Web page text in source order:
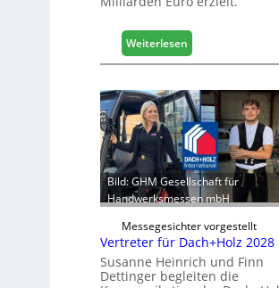
o
s
i
k
b
e
r
e
i
c
h
Weiterlesen:
E
g
e
r
S
t
a
b
i
l
e
s
Bild: GHM Gesellschaft für
Handwerksmessen mbH
Messegesichter vorgestellt
Vertreter für Dach+Holz 2028
Susanne Heinrich und Finn
Dettinger begleiten die